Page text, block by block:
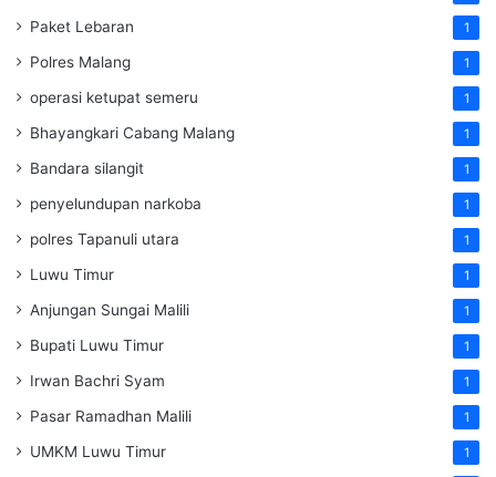
Paket Lebaran 1
Polres Malang 1
operasi ketupat semeru 1
Bhayangkari Cabang Malang 1
Bandara silangit 1
penyelundupan narkoba 1
polres Tapanuli utara 1
Luwu Timur 1
Anjungan Sungai Malili 1
Bupati Luwu Timur 1
Irwan Bachri Syam 1
Pasar Ramadhan Malili 1
UMKM Luwu Timur 1